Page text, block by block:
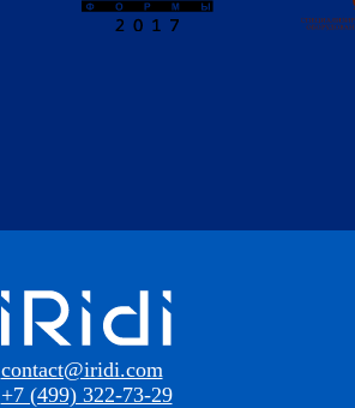
contact@iridi.com
+7 (499) 322-73-29